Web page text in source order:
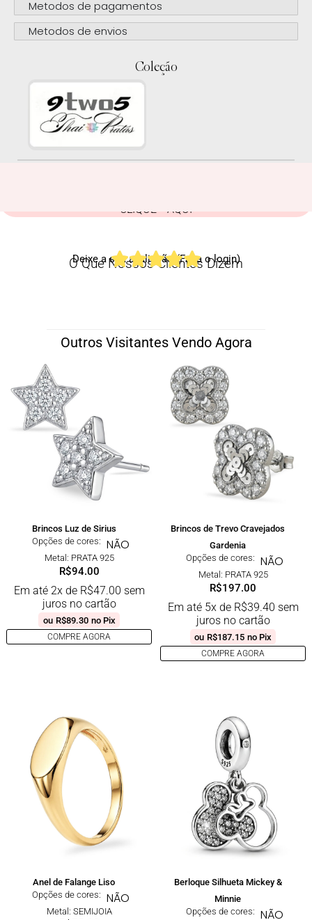
Metodos de pagamentos
Metodos de envios
Coleção
CLIQUE AQUI
O Que Nossos Clientes Dizem
Deixe a sua avaliação (Faça o login)
Outros Visitantes Vendo Agora
Brincos Luz de Sirius
Opções de cores: NÃO
Metal: PRATA 925
R$94.00
Em até 2x de R$47.00 sem
juros no cartão
ou R$89.30 no Pix
COMPRE AGORA
Brincos de Trevo Cravejados
Gardenia
Opções de cores: NÃO
Metal: PRATA 925
R$197.00
Em até 5x de R$39.40 sem
juros no cartão
ou R$187.15 no Pix
COMPRE AGORA
Anel de Falange Liso
Opções de cores: NÃO
Metal: SEMIJOIA
Berloque Silhueta Mickey &
Minnie
Opções de cores: NÃO